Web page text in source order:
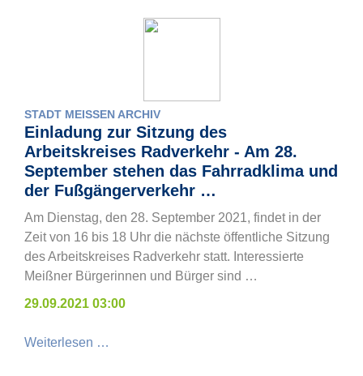
STADT MEISSEN ARCHIV
Einladung zur Sitzung des
Arbeitskreises Radverkehr - Am 28.
September stehen das Fahrradklima und
der Fußgängerverkehr …
Am Dienstag, den 28. September 2021, findet in der
Zeit von 16 bis 18 Uhr die nächste öffentliche Sitzung
des Arbeitskreises Radverkehr statt. Interessierte
Meißner Bürgerinnen und Bürger sind …
29.09.2021 03:00
Weiterlesen …